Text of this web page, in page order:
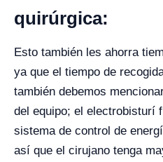
quirúrgica:
Esto también les ahorra
ya que el tiempo de
también debemos
del equipo; el electrobisturí
sistema de control de
así que el cirujano tenga